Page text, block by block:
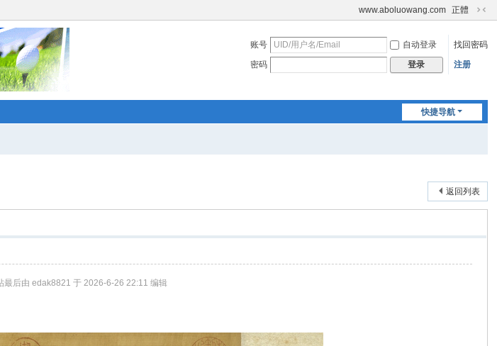
www.aboluowang.com 正體
切
到
账号 自动登录
找回密码
密码
登录 注册
快捷导航
返回列表
最后由 edak8821 于 2026-6-26 22:11 编辑